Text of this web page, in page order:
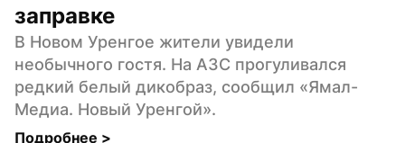
заправке
В Новом Уренгое жители увидели
необычного гостя. На АЗС прогуливался
редкий белый дикобраз, сообщил «Ямал-
Медиа. Новый Уренгой».
Подробнее >